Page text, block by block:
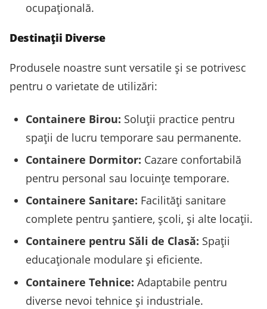
ocupațională.
Destinații Diverse
Produsele noastre sunt versatile și se potrivesc
pentru o varietate de utilizări:
Containere Birou: Soluții practice pentru
spații de lucru temporare sau permanente.
Containere Dormitor: Cazare confortabilă
pentru personal sau locuințe temporare.
Containere Sanitare: Facilități sanitare
complete pentru șantiere, școli, și alte locații.
Containere pentru Săli de Clasă: Spații
educaționale modulare și eficiente.
Containere Tehnice: Adaptabile pentru
diverse nevoi tehnice și industriale.